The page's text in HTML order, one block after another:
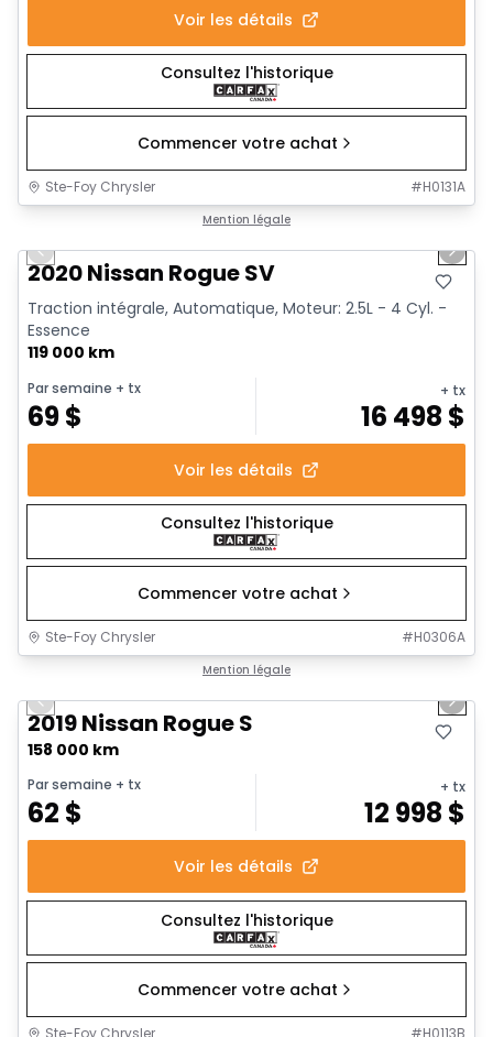
Voir les détails
Consultez l'historique
Commencer votre achat
Ste-Foy Chrysler #H0131A
Mention légale
Previous slide Next
2020 Nissan Rogue SV
Traction intégrale, Automatique, Moteur: 2.5L - 4 Cyl. -
Essence
119 000 km
Par semaine + tx
69$
+ tx
16 498 $
Voir les détails
Consultez l'historique
Commencer votre achat
Ste-Foy Chrysler #H0306A
Mention légale
Previous slide Next
2019 Nissan Rogue S
158 000 km
Par semaine + tx
62 $
+ tx
12 998 $
Voir les détails
Consultez l'historique
Commencer votre achat